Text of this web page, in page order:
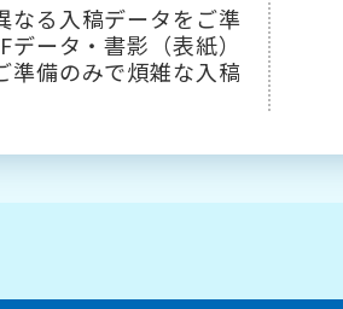
なる入稿データをご準
ータ・書影（表紙）
準備のみで煩雑な入稿